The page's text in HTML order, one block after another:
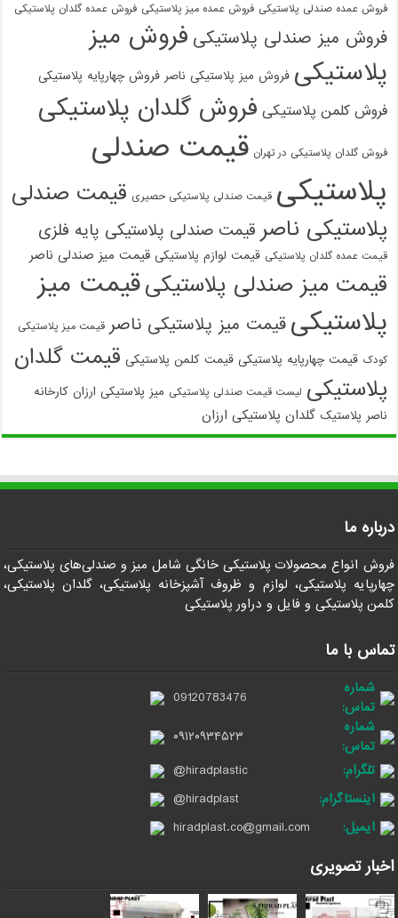
فروش عمده صندلی پلاستیکی فروش عمده میز پلاستیکی فروش عمده گلدان پلاستیکی
فروش میز صندلی پلاستیکی فروش میز
پلاستیکی فروش میز پلاستیکی ناصر فروش چهارپایه پلاستیکی
فروش کلمن پلاستیکی فروش گلدان پلاستیکی
فروش گلدان پلاستیکی در تهران قیمت صندلی
پلاستیکی قیمت صندلی پلاستیکی حصیری قیمت صندلی
پلاستیکی ناصر قیمت صندلی پلاستیکی پایه فلزی
قیمت عمده گلدان پلاستیکی قیمت لوازم پلاستیکی قیمت میز صندلی ناصر
قیمت میز صندلی پلاستیکیقیمت میز
پلاستیکی قیمت میز پلاستیکی ناصر قیمت میز پلاستیکی
کودک قیمت چهارپایه پلاستیکی قیمت کلمن پلاستیکی قیمت گلدان
پلاستیکی لیست قیمت صندلی پلاستیکی میز پلاستیکی ارزان کارخانه
ناصر پلاستیک گلدان پلاستیکی ارزان
درباره ما
فروش انواع محصولات پلاستیکی خانگی شامل میز و صندلی‌های پلاستیکی،
چهارپایه پلاستیکی، لوازم و ظروف آشپزخانه پلاستیکی، گلدان پلاستیکی،
کلمن پلاستیکی و فایل و دراور پلاستیکی
تماس با ما
شماره
تماس:
09120783476
شماره
تماس:
۰۹۱۲۰۹۳۴۵۲۳
تلگرام:
@hiradplastic
اینستاگرام:
@hiradplast
ایمیل:
hiradplast.co@gmail.com
اخبار تصویری